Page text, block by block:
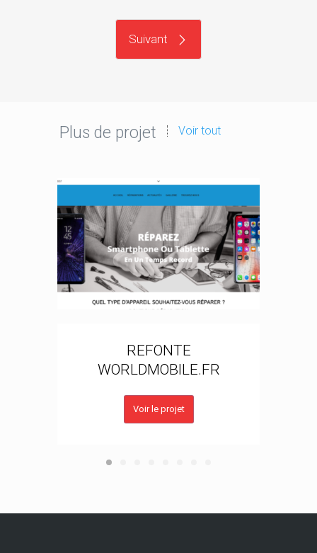
Suivant
Plus de projet Voir tout
REFONTE
WORLDMOBILE.FR
Voir le projet